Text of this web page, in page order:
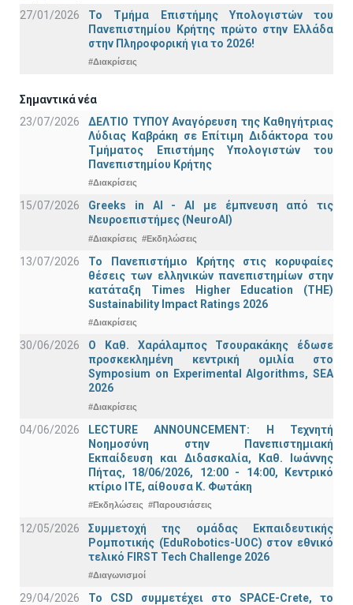
27/01/2026
Το Τμήμα Επιστήμης Υπολογιστών του
Πανεπιστημίου Κρήτης πρώτο στην Ελλάδα
στην Πληροφορική για το 2026!
#Διακρίσεις
Σημαντικά νέα
23/07/2026
ΔΕΛΤΙΟ ΤΥΠΟΥ Αναγόρευση της Καθηγήτριας
Λύδιας Καβράκη σε Επίτιμη Διδάκτορα του
Τμήματος Επιστήμης Υπολογιστών του
Πανεπιστημίου Κρήτης
#Διακρίσεις
15/07/2026
Greeks in AI - ΑΙ με έμπνευση από τις
Νευροεπιστήμες (NeuroAI)
#Διακρίσεις #Εκδηλώσεις
13/07/2026
Το Πανεπιστήμιο Κρήτης στις κορυφαίες
θέσεις των ελληνικών πανεπιστημίων στην
κατάταξη Times Higher Education (ΤΗΕ)
Sustainability Impact Ratings 2026
#Διακρίσεις
30/06/2026
Ο Καθ. Χαράλαμπος Τσουρακάκης έδωσε
προσκεκλημένη κεντρική ομιλία στο
Symposium on Experimental Algorithms, SEA
2026
#Διακρίσεις
04/06/2026
LECTURE ANNOUNCEMENT: Η Τεχνητή
Νοημοσύνη στην Πανεπιστημιακή
Εκπαίδευση και Διδασκαλία, Καθ. Ιωάννης
Πήτας, 18/06/2026, 12:00 - 14:00, Κεντρικό
κτίριο ΙΤΕ, αίθουσα Κ. Φωτάκη
#Εκδηλώσεις #Παρουσιάσεις
12/05/2026
Συμμετοχή της ομάδας Εκπαιδευτικής
Ρομποτικής (EduRobotics-UOC) στον εθνικό
τελικό FIRST Tech Challenge 2026
#Διαγωνισμοί
29/04/2026
Το CSD συμμετέχει στο SPACE-Crete, το